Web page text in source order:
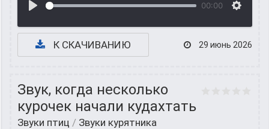
00:00
К СКАЧИВАНИЮ 29 июнь 2026
Звук, когда несколько
курочек начали кудахтать
Звуки птиц / Звуки курятника